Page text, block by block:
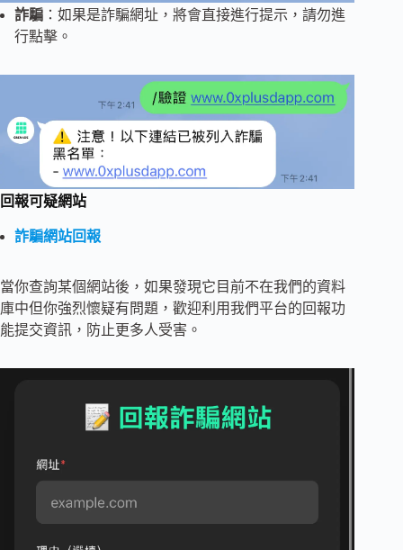
詐騙 ：如果是詐騙網址，將會直接進行提示，請勿進
行點擊。
回報可疑網站
詐騙網站回報
當你查詢某個網站後，如果發現它目前不在我們的資料
庫中但你強烈懷疑有問題，歡迎利用我們平台的回報功
能提交資訊，防止更多人受害。